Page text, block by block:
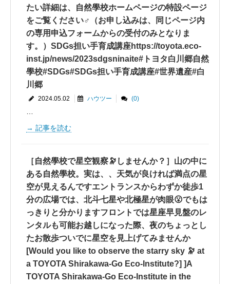
たい詳細は、自然學校ホームページの特設ページ
をご覧ください‍♂️（お申し込みは、同じページ内
の専用申込フォームからの受付のみとなりま
す。）SDGs担い手育成講座https://toyota.eco-
inst.jp/news/2023sdgsninaite#トヨタ白川郷自然
學校#SDGs#SDGs担い手育成講座#世界遺産#白
川郷
2024.05.02 ハウツー (0)
記事を読む
［自然學校で星空観察🔭しませんか？］山の中に
ある自然學校。実は、、天気が良ければ満点の星
空が見えるんですエントランスからわずか徒歩1
分の広場では、北斗七星や北極星が肉眼😮でもは
っきりと分かりますフロントでは星座早見盤のレ
ンタルも可能お越しになった際、夜のちょっとし
たお散歩ついでに星空を見上げてみませんか
[Would you like to observe the starry sky 🔭 at
a TOYOTA Shirakawa-Go Eco-Institute?] ]A
TOYOTA Shirakawa-Go Eco-Institute in the